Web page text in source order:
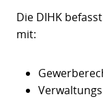
Die DIHK
mit: